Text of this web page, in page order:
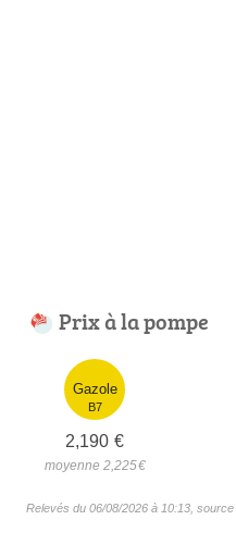
Prix à la pompe
Gazole
B7
2,190 €
moyenne 2,225€
Relevés du 06/08/2026 à 10:13, source